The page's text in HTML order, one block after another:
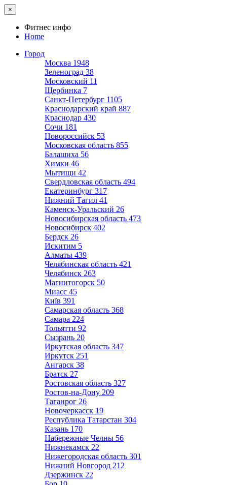
×
Фитнес инфо
Home
Город
Москва 1948
Зеленоград 38
Московский 11
Щербинка 7
Санкт-Петербург 1105
Краснодарский край 887
Краснодар 430
Сочи 181
Новороссийск 53
Московская область 855
Балашиха 56
Химки 46
Мытищи 42
Свердловская область 494
Екатеринбург 317
Нижний Тагил 41
Каменск-Уральский 26
Новосибирская область 473
Новосибирск 402
Бердск 26
Искитим 5
Алматы 439
Челябинская область 421
Челябинск 263
Магнитогорск 50
Миасс 45
Київ 391
Самарская область 368
Самара 224
Тольятти 92
Сызрань 20
Иркутская область 347
Иркутск 251
Ангарск 38
Братск 27
Ростовская область 327
Ростов-на-Дону 209
Таганрог 26
Новочеркасск 19
Республика Татарстан 304
Казань 170
Набережные Челны 56
Нижнекамск 22
Нижегородская область 301
Нижний Новгород 212
Дзержинск 22